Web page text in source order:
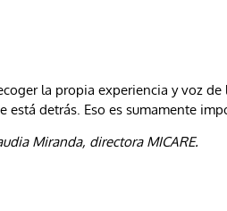
la propia experiencia y voz de
está detrás. Eso es sumamente
Miranda, directora MICARE.